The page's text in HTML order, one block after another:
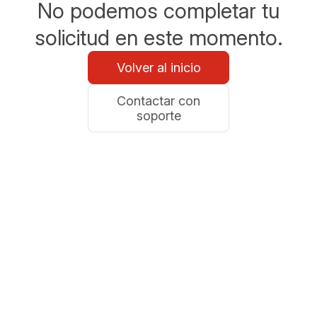
No podemos completar tu
solicitud en este momento.
Volver al inicio
Contactar con
soporte